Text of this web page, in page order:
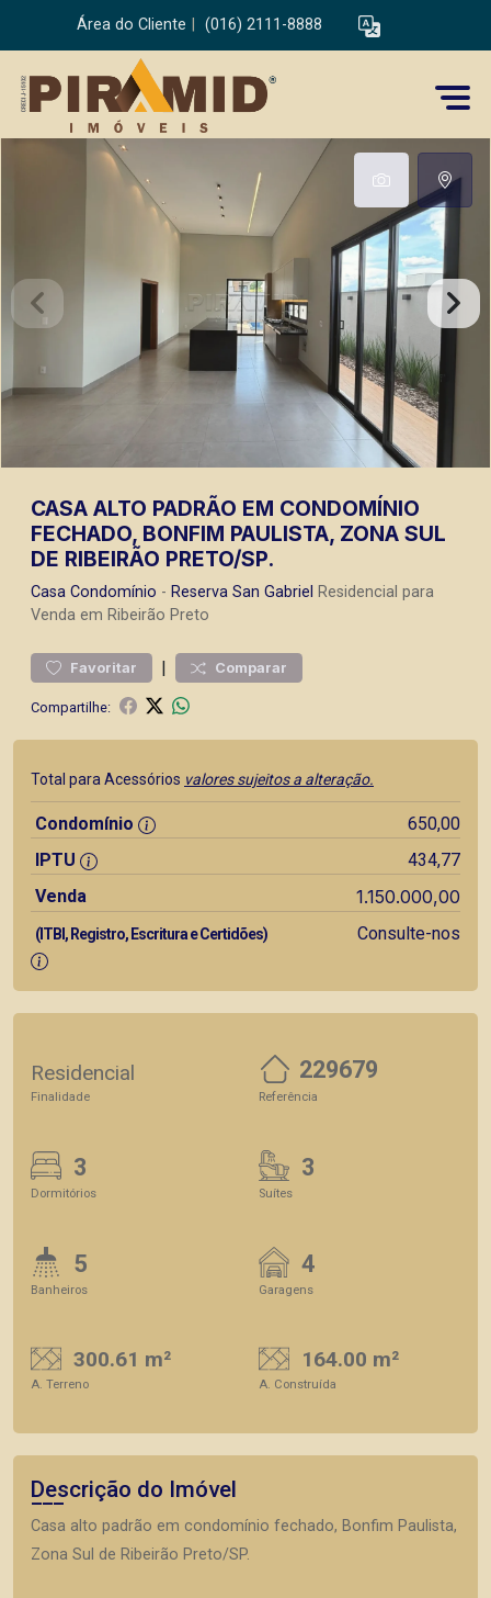
Área do Cliente (016) 2111-8888
CASA ALTO PADRÃO EM CONDOMÍNIO
FECHADO, BONFIM PAULISTA, ZONA SUL
DE RIBEIRÃO PRETO/SP.
Casa Condomínio - Reserva San Gabriel Residencial para
Venda em Ribeirão Preto
Favoritar | Comparar
Compartilhe:
Total para Acessórios valores sujeitos a alteração.
Condomínio
650,00
IPTU
434,77
Venda
1.150.000,00
(ITBI, Registro, Escritura e Certidões) Consulte-nos
Residencial
Finalidade
229679
Referência
3
Dormitórios
3
Suítes
5
Banheiros
4
Garagens
300.61 m²
A. Terreno
164.00 m²
A. Construída
Descrição do Imóvel
Casa alto padrão em condomínio fechado, Bonfim Paulista,
Zona Sul de Ribeirão Preto/SP.